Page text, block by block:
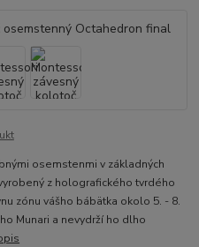
osemstenmi v základných
z holografického tvrdého
zónu vášho bábätka okolo 5. - 8.
Munari a nevydrží ho dlho